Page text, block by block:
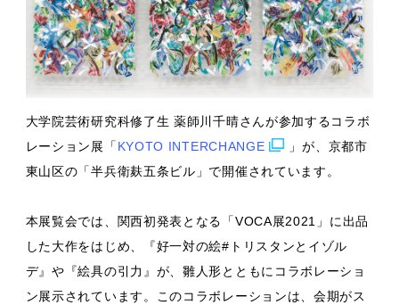
大学院芸術研究科修了生 薬師川千晴さんが参加するコラボ
レーション展「 KYOTO INTERCHANGE
」が、京都市
東山区の「半兵衛麸五条ビル」で開催されています。
本展覧会では、関西初発表となる「VOCA展2021」に出品
した大作をはじめ、『好一対の絵#トリスタンとイゾル
デ』や『絵具の引力』が、雛人形とともにコラボレーショ
ン展示されています。このコラボレーションは、会期がス